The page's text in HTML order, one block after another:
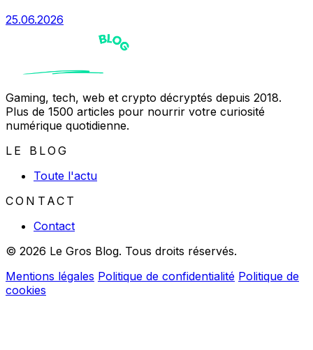
25.06.2026
Gaming, tech, web et crypto décryptés depuis 2018.
Plus de 1500 articles pour nourrir votre curiosité
numérique quotidienne.
LE BLOG
Toute l'actu
CONTACT
Contact
© 2026 Le Gros Blog. Tous droits réservés.
Mentions légales Politique de confidentialité Politique de
cookies